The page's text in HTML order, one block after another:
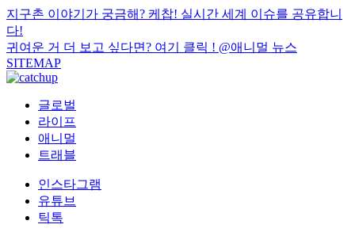
지구촌 이야기가 궁금해? 케찹! 실시간 세계 이슈를 공유합니
다!
귀여운 거 더 보고 싶다면? 여기 클릭 ! @애니멀 뉴스
SITEMAP
글로벌
라이프
애니멀
트래블
인스타그램
유튜브
틱톡